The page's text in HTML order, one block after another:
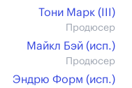
Тони Марк (III)
Продюсер
Майкл Бэй (иcп.)
Продюсер
Эндрю Форм (иcп.)